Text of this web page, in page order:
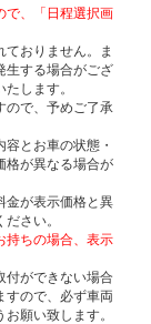
で、「日程選択画
おりません。ま
生する場合がござ
します。
ので、予めご了承
とお車の状態・
格が異なる場合が
金が表示価格と異
さい。
持ちの場合、表示
ができない場合
すので、必ず車両
願い致します。